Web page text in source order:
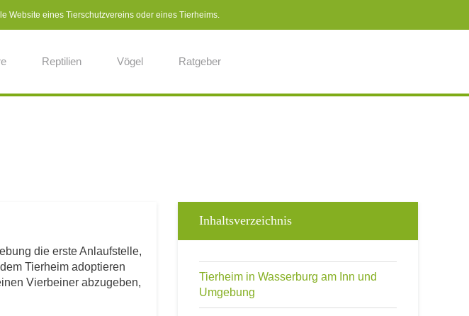
Website eines Tierschutzvereins oder eines Tierheims.
Reptilien Vögel Ratgeber
die erste Anlaufstelle,
Tierheim adoptieren
Vierbeiner abzugeben,
Inhaltsverzeichnis
Tierheim in Wasserburg am Inn und
Umgebung